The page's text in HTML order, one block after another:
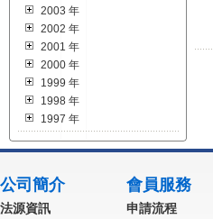
2003 年
2002 年
2001 年
2000 年
1999 年
1998 年
1997 年
公司簡介
法源資訊
會員服務
申請流程